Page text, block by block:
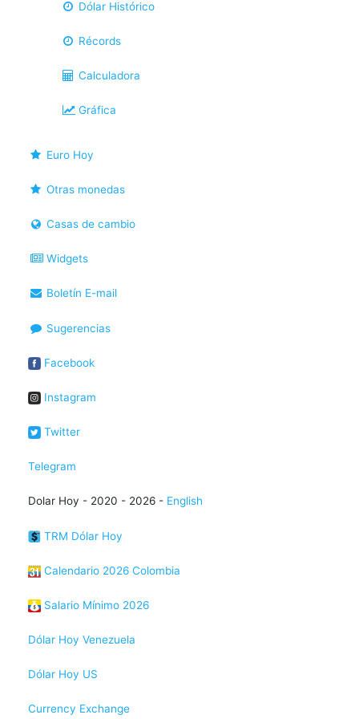
Dólar Histórico
Récords
Calculadora
Gráfica
Euro Hoy
Otras monedas
Casas de cambio
Widgets
Boletín E-mail
Sugerencias
Facebook
Instagram
Twitter
Telegram
Dolar Hoy - 2020 - 2026 - English
TRM Dólar Hoy
Calendario 2026 Colombia
Salario Mínimo 2026
Dólar Hoy Venezuela
Dólar Hoy US
Currency Exchange